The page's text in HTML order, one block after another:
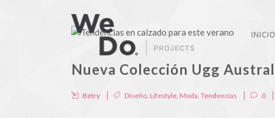
INICIO
Nueva Colección Ugg
Betry Diseño, Lifestyle, Moda, Tendencias 0